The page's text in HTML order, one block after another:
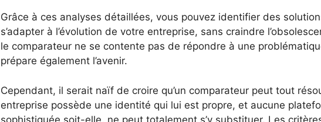
Grâce à ces analyses détaillées, vous pouvez identifier des
s’adapter à l’évolution de votre entreprise, sans craindre
le comparateur ne se contente pas de répondre à une
prépare également l’avenir.
Cependant, il serait naïf de croire qu’un comparateur peut tout
entreprise possède une identité qui lui est propre, et aucune
sophistiquée soit-elle, ne peut totalement s’y substituer. Les